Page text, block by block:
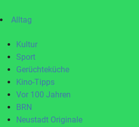
Alltag
Kultur
Sport
Gerüchteküche
Kino-Tipps
Vor 100 Jahren
BRN
Neustadt Originale